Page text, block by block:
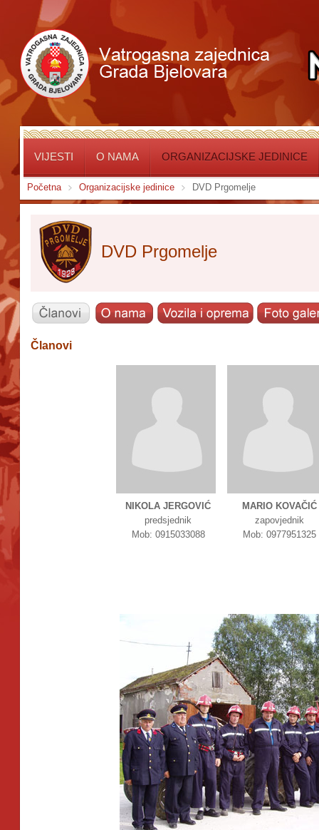
VIJESTI O NAMA ORGANIZACIJSKE JEDINICE
Početna Organizacijske jedinice DVD Prgomelje
DVD Prgomelje
Članovi
NIKOLA JERGOVIĆ
predsjednik
Mob: 0915033088
MARIO KOVAČIĆ
zapovjednik
Mob: 0977951325